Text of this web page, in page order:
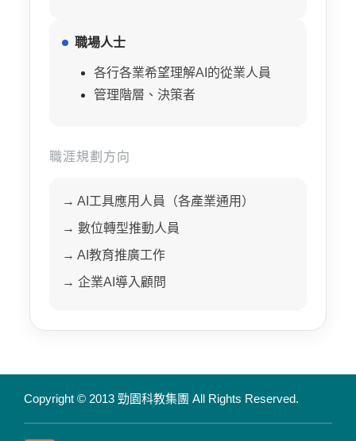
職場人士
各行各業希望理解AI的從業人員
管理階層、決策者
職涯規劃方向
→ AI工具應用人員（各產業通用）
→ 數位轉型推動人員
→ AI教育推廣工作
→ 企業AI導入顧問
Copyright © 2013 勁園科教集團 All Rights Reserved.